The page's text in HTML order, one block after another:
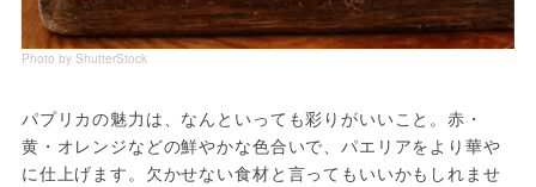
Photo by ShutterStock
パプリカの魅力は、なんといっても彩りがいいこと。赤・
黄・オレンジなどの鮮やかな色合いで、パエリアをより華や
に仕上げます。欠かせない食材と言ってもいいかもしれませ